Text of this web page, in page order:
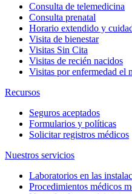
Consulta de telemedicina
Consulta prenatal
Horario extendido y
Visita de bienestar
Visitas Sin Cita
Visitas de recién nacidos
Visitas por enfermedad el
Recursos
Seguros aceptados
Formularios y políticas
Solicitar registros médicos
Nuestros servicios
Laboratorios en las
Procedimientos médicos